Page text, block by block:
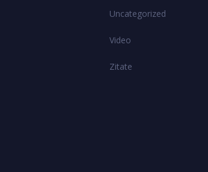
Uncategorized
Video
Zitate